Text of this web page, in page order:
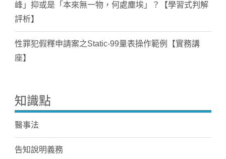
峰」抑或是「本來無一物，何處塵埃」？【學習式判解
評析】
性罪犯假釋申請案之Static-99量表操作範例【實務講
座】
知識點
醫事法
告知說明義務